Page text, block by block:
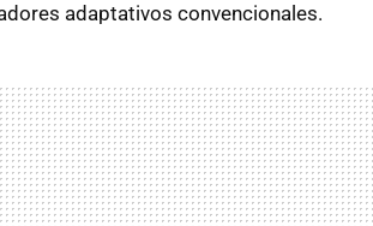
adaptativos convencionales.